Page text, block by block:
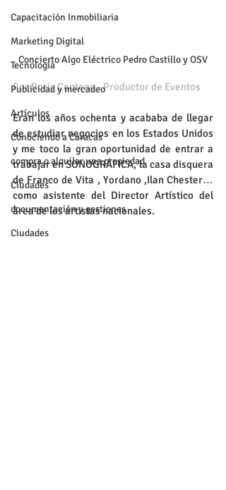
Capacitación Inmobiliaria
Marketing Digital
Tecnología
Publicidad y mercadeo
Artículos
Conociendo a Caracas
compra o alquilar una propiedad
Ciudades
documentación y gestiones
Ciudades
Concierto Algo Eléctrico Pedro Castillo y OSV
Por Boris Centeno - Productor de Eventos
Eran los años ochenta y acababa de llegar
de estudiar negocios en los Estados Unidos
y me toco la gran oportunidad de entrar a
trabajar en SONOGRÁFICA, la casa disquera
de Franco de Vita , Yordano ,Ilan Chester…
como asistente del Director Artístico del
área de los artistas nacionales.